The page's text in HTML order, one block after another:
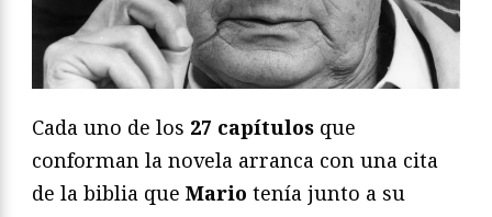
Cada uno de los 27 capítulos que
conforman la novela arranca con una cita
de la biblia que Mario tenía junto a su